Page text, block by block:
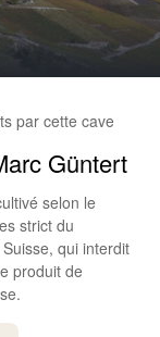
par cette cave
Güntert
selon le
strict du
qui interdit
produit de